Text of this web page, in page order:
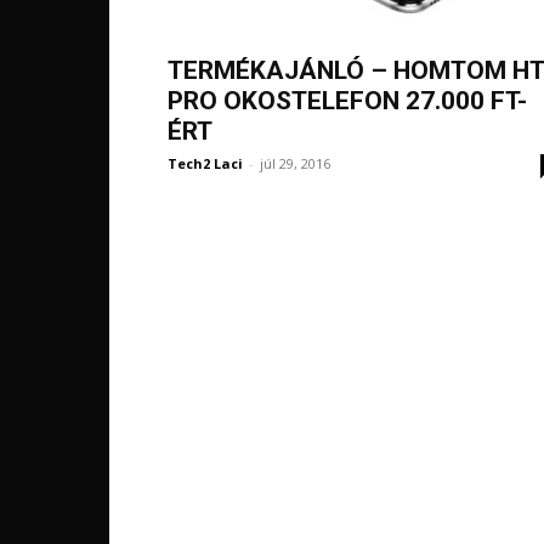
TERMÉKAJÁNLÓ – HOMTOM
PRO OKOSTELEFON 27.000 FT-
ÉRT
Tech2 Laci - júl 29, 2016